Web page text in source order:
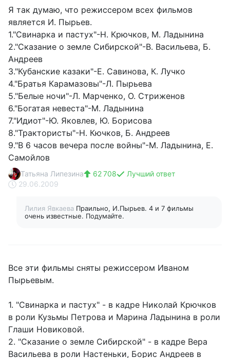
Я так думаю, что режиссером всех фильмов
является И. Пырьев.
1."Свинарка и пастух"-Н. Крючков, М. Ладынина
2."Сказание о земле Сибирской"-В. Васильева, Б.
Андреев
3."Кубанские казаки"-Е. Савинова, К. Лучко
4."Братья Карамазовы"-Л. Пырьева
5."Белые ночи"-Л. Марченко, О. Стриженов
6."Богатая невеста"-М. Ладынина
7."Идиот"-Ю. Яковлев, Ю. Борисова
8."Трактористы"-Н. Кючков, Б. Андреев
9."В 6 часов вечера после войны"-М. Ладынина, Е.
Самойлов
Татьяна Липезина 62 708
Лучший ответ
29.06.2009
Лилия Явкаева Праильно, И.Пырьев. 4 и 7 фильмы
очень известные. Подумайте.
Все эти фильмы сняты режиссером Иваном
Пырьевым.
1. "Свинарка и пастух" - в кадре Николай Крючков
в роли Кузьмы Петрова и Марина Ладынина в роли
Глаши Новиковой.
2. "Сказание о земле Сибирской" - в кадре Вера
Васильева в роли Настеньки, Борис Андреев в